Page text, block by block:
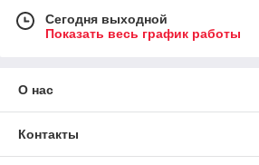
Сегодня выходной
Показать весь график работы
О нас
Контакты